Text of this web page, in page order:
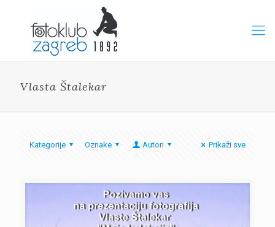
Vlasta Štalekar
Kategorije Oznake Autori Prikaži sve